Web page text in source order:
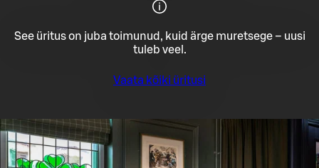
See üritus on juba toimunud, kuid ärge muretsege – uusi
tuleb veel.
Vaata kõiki üritusi